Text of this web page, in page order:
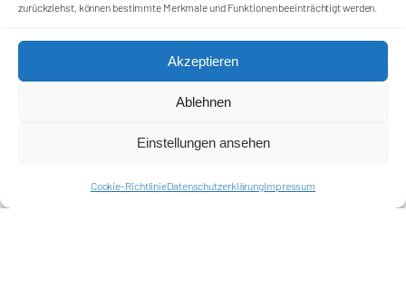
zurückziehst, können bestimmte Merkmale und Funktionen beeinträchtigt werden.
Akzeptieren
Ablehnen
Einstellungen ansehen
Cookie-RichtlinieDatenschutzerklärungImpressum